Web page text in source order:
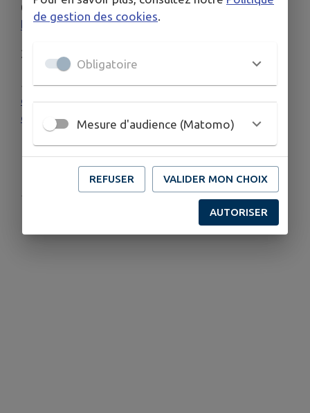
02 43 09 61 50 - sports@chateaugontier.fr-
loisirs.chateaugontier.fr
36 avenue Aristide Briand
53200 CHATEAU-GONTIER SUR MAYENNE
chateaugontiersurmayenne.fr-
chateaugontier.fr
Télécharger la pièce jointe
Publié par la mairie de Daon
de gestion des cookies.
Obligatoire
Mesure d'audience (Matomo)
REFUSER VALIDER MON CHOIX
AUTORISER